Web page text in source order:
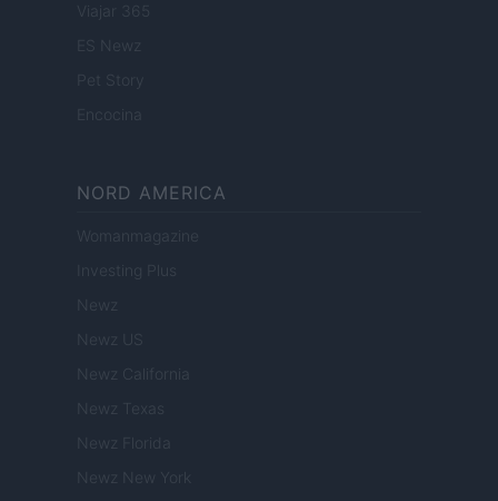
Viajar 365
ES Newz
Pet Story
Encocina
NORD AMERICA
Womanmagazine
Investing Plus
Newz
Newz US
Newz California
Newz Texas
Newz Florida
Newz New York